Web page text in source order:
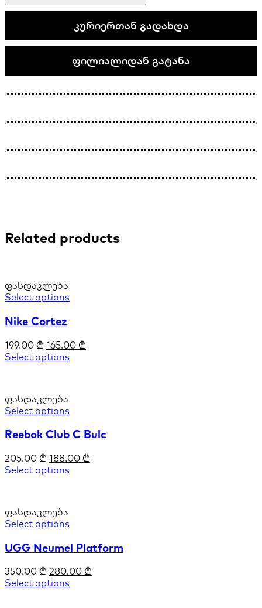
კურიერთან გადახდა
ფილიალიდან გატანა
Related products
ფასდაკლება
Select options
Nike Cortez
199.00₾ 165.00 ₾
Select options
ფასდაკლება
Select options
Reebok Club C Bulc
205.00₾ 188.00 ₾
Select options
ფასდაკლება
Select options
UGG Neumel Platform
350.00₾ 280.00 ₾
Select options